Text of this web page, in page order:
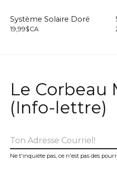
Système Solaire Doré
19,99$CA
Le Corbeau
(Info-lettre)
Ne t'inquiéte pas, ce n'est pas des